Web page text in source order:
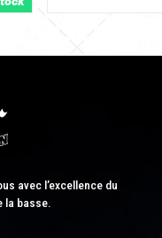
avec l’excellence du
la basse.